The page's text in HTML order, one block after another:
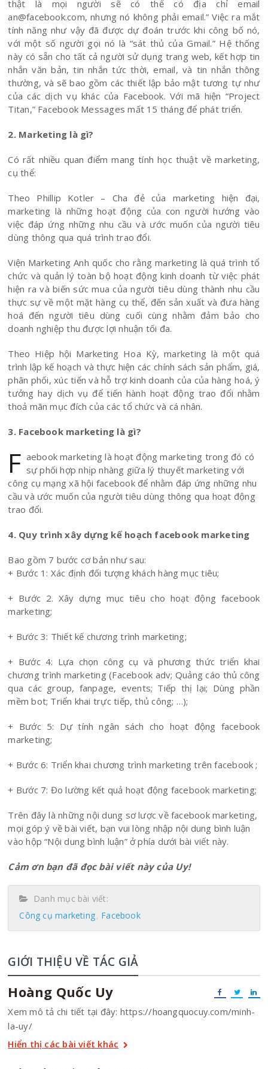
thật là mọi người sẽ có thể có địa chỉ email
an@facebook.com, nhưng nó không phải email.” Việc ra mắt
tính năng như vậy đã được dự đoán trước khi công bố nó,
với một số người gọi nó là “sát thủ của Gmail.” Hệ thống
này có sẵn cho tất cả người sử dụng trang web, kết hợp tin
nhắn văn bản, tin nhắn tức thời, email, và tin nhắn thông
thường, và sẽ bao gồm các thiết lập bảo mật tương tự như
của các dịch vụ khác của Facebook. Với mã hiện “Project
Titan,” Facebook Messages mất 15 tháng để phát triển.
2. Marketing là gì?
Có rất nhiều quan điểm mang tính học thuật về marketing,
cụ thể:
Theo Phillip Kotler – Cha đẻ của marketing hiện đại,
marketing là những hoạt động của con người hướng vào
việc đáp ứng những nhu cầu và ước muốn của người tiêu
dùng thông qua quá trình trao đổi.
Viện Marketing Anh quốc cho rằng marketing là quá trình tổ
chức và quản lý toàn bộ hoạt động kinh doanh từ việc phát
hiện ra và biến sức mua của người tiêu dùng thành nhu cầu
thực sự về một mặt hàng cụ thể, đến sản xuất và đưa hàng
hoá đến người tiêu dùng cuối cùng nhằm đảm bảo cho
doanh nghiệp thu được lợi nhuận tối đa.
Theo Hiệp hội Marketing Hoa Kỳ, marketing là một quá
trình lập kế hoạch và thực hiện các chính sách sản phẩm, giá,
phân phối, xúc tiến và hỗ trợ kinh doanh của của hàng hoá, ý
tưởng hay dịch vụ để tiến hành hoạt động trao đổi nhằm
thoả mãn mục đích của các tổ chức và cá nhân.
3. Facebook marketing là gì?
F aebook marketing là hoạt động marketing trong đó có
sự phối hợp nhịp nhàng giữa lý thuyết marketing với
công cụ mạng xã hội facebook để nhằm đáp ứng những nhu
cầu và ước muốn của người tiêu dùng thông qua hoạt động
trao đổi.
4. Quy trình xây dựng kế hoạch facebook marketing
Bao gồm 7 bước cơ bản như sau:
+ Bước 1: Xác định đối tượng khách hàng mục tiêu;
+ Bước 2. Xây dựng mục tiêu cho hoạt động facebook
marketing;
+ Bước 3: Thiết kế chương trình marketing;
+ Bước 4: Lựa chọn công cụ và phương thức triển khai
chương trình marketing (Facebook adv; Quảng cáo thủ công
qua các group, fanpage, events; Tiếp thị lại; Dùng phần
mềm bot; Triển khai trực tiếp, thủ công; …);
+ Bước 5: Dự tính ngân sách cho hoạt động facebook
marketing;
+ Bước 6: Triển khai chương trình marketing trên facebook ;
+ Bước 7: Đo lường kết quả hoạt động facebook marketing;
Trên đây là những nội dung sơ lược về facebook marketing,
mọi góp ý về bài viết, bạn vui lòng nhập nội dung bình luận
vào hộp “Nội dung bình luận” ở phía dưới bài viết này.
Cảm ơn bạn đã đọc bài viết này của Uy!
Danh mục bài viết:
Công cụ marketing Facebook
GIỚI THIỆU VỀ TÁC GIẢ
Hoàng Quốc Uy
Xem mô tả chi tiết tại đây: https://hoangquocuy.com/minh-
la-uy/
Hiển thị các bài viết khác